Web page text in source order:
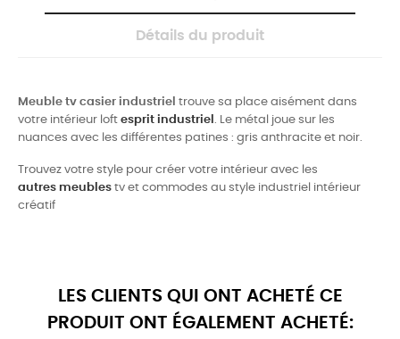
Détails du produit
Meuble tv casier industriel trouve sa place aisément dans
votre intérieur loft esprit industriel . Le métal joue sur les
nuances avec les différentes patines : gris anthracite et noir.
Trouvez votre style pour créer votre intérieur avec les
autres meubles tv et commodes au style industriel intérieur
créatif
LES CLIENTS QUI ONT ACHETÉ CE
PRODUIT ONT ÉGALEMENT ACHETÉ: